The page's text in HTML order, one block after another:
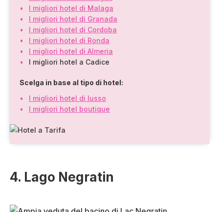
I migliori hotel di Malaga
I migliori hotel di Granada
I migliori hotel di Cordoba
I migliori hotel di Ronda
I migliori hotel di Almeria
I migliori hotel a Cadice
Scelga in base al tipo di hotel:
I migliori hotel di lusso
I migliori hotel boutique
4. Lago Negratin